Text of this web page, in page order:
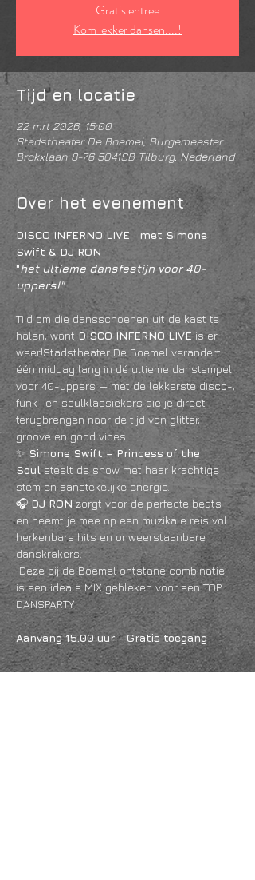
Gratis entree
Kom lekker dansen....!
Tijd en locatie
22 mrt 2026, 15:00
Stadstheater De Boemel, Burgemeester
Brokxlaan 8-76 5041SB Tilburg, Nederland
Over het evenement
DISCO INFERNO LIVE   met Simone
Swift & DJ RON
"het ultieme dansfestijn voor 40-
uppers!"
Tijd om die dansschoenen uit de kast te
halen, want DISCO INFERNO LIVE is er
weer!Stadstheater De Boemel verandert
één middag lang in dé ultieme danstempel
voor 40-uppers — met de lekkerste disco-,
funk- en soulklassiekers die je direct
terugbrengen naar de tijd van glitter,
groove en good vibes.
✨ Simone Swift – Princess of the
Soul steelt de show met haar krachtige
stem en aanstekelijke energie.
🎧 DJ RON zorgt voor de perfecte beats
en neemt je mee op een muzikale reis vol
herkenbare hits en onweerstaanbare
danskrakers.
Deze bij de Boemel ontstane combinatie
is een ideale MIX gebleken voor een TOP
DANSPARTY
Aanvang 15.00 uur - Gratis toegang